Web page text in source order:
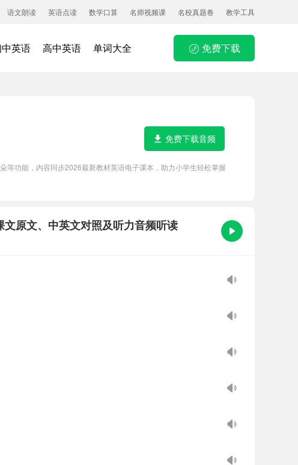
语文朗读 英语点读 数学口算 名师视频课 名校真题卷 教学工具
英语 高中英语 单词大全 免费下载
等功能，内容同步2026最新教材英语电子课本，助力小学生轻松掌握
免费下载音频
原文、中英文对照及听力音频听读